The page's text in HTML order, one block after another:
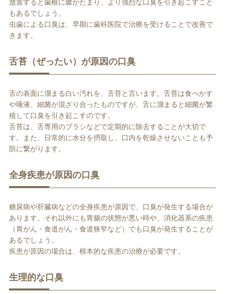
放置すると歯根に膿がたまり、より強烈な口臭を引き起こすこと
もあるでしょう。
虫歯による口臭は、早期に歯科医院で治療を受けることで改善で
きます。
舌苔（ぜったい）が原因の口臭
舌の表面に溜まる白い汚れを、舌苔と言います。舌苔は食べかす
や唾液、細菌が混ざり合ったものですが、舌に溜まると細菌が繁
殖して口臭を引き起こすのです。
舌苔は、舌専用のブラシなどで定期的に除去することが大切で
す。また、日常的に水分を摂取し、口内を乾燥させないことも予
防に繋がります。
全身疾患が原因の口臭
糖尿病や肝臓病などの全身疾患が原因で、口臭が発生する場合が
あります。それ以外にも胃腸の状態が悪い時や、消化器系の疾患
（胃がん・食道がん・食道狭窄など）でも口臭が発生することが
あるでしょう。
疾患が原因の場合は、根本的な疾患の治療が必要です。
生理的な口臭